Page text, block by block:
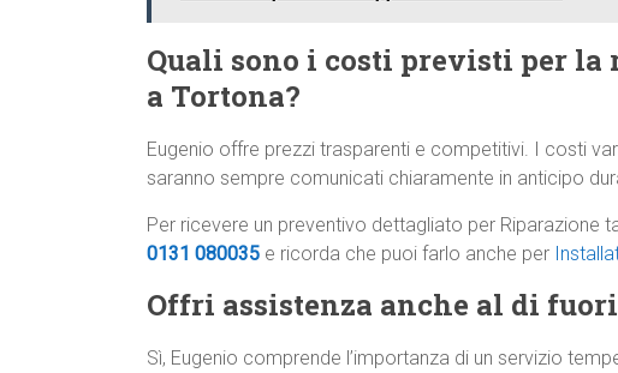
Quali sono i costi previsti per
a Tortona?
Eugenio offre prezzi trasparenti e competitivi. I costi
saranno sempre comunicati chiaramente in anticipo
Per ricevere un preventivo dettagliato per Riparazione
0131 080035 e ricorda che puoi farlo anche per
Offri assistenza anche al di
Sì, Eugenio comprende l’importanza di un servizio